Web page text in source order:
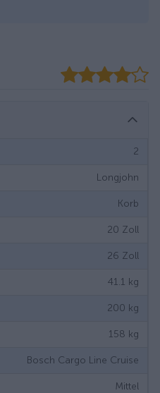
2
Longjohn
Korb
20 Zoll
26 Zoll
41.1 kg
200 kg
158 kg
Bosch Cargo Line Cruise
Mittel